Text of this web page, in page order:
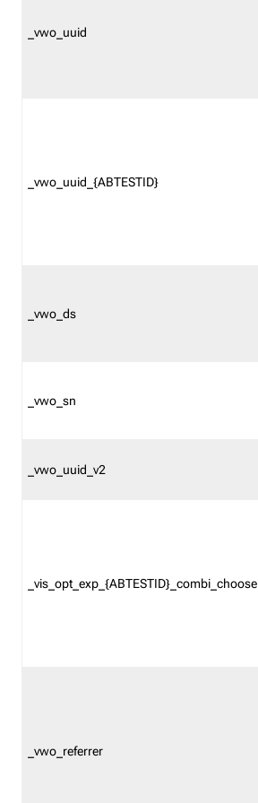
_vwo_uuid
_vwo_uuid_{ABTESTID}
_vwo_ds
_vwo_sn
_vwo_uuid_v2
_vis_opt_exp_{ABTESTID}_combi_choose
_vwo_referrer